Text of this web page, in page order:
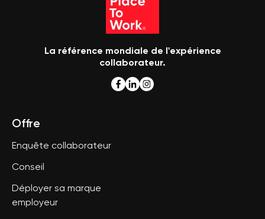
La référence mondiale de l'expérience
collaborateur.
Offre
Enquête collaborateur
Conseil
Déployer sa marque
employeur